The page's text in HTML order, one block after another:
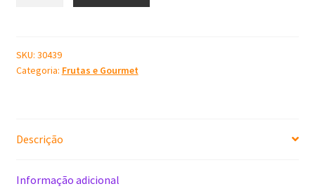
Fatia
quantidade
SKU: 30439
Categoria: Frutas e Gourmet
Descrição
Informação adicional